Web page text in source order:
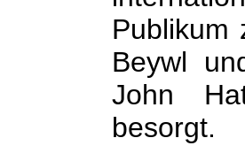
Publikum
Beywl
John
besorgt.